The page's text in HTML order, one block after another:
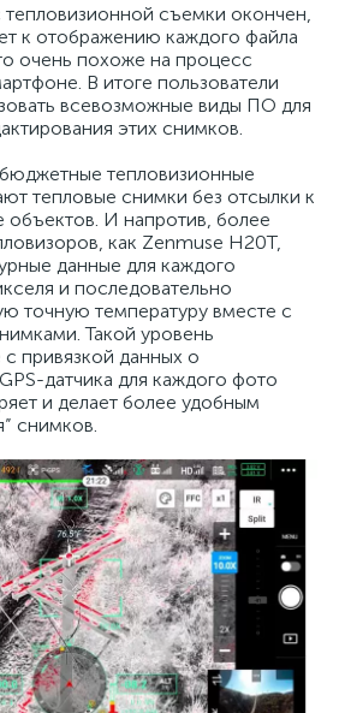
тепловизионной съемки окончен,
к отображению каждого файла
очень похоже на процесс
В итоге пользователи
всевозможные виды ПО для
этих снимков.
тепловизионные
тепловые снимки без отсылки к
объектов. И напротив, более
как Zenmuse H20T,
данные для каждого
и последовательно
точную температуру вместе с
Такой уровень
привязкой данных о
датчика для каждого фото
и делает более удобным
снимков.